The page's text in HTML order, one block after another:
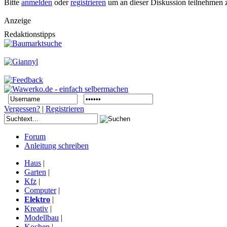
Bitte anmelden oderregistrieren um an dieser Diskussion teilnehmen
Anzeige
Redaktionstipps
Vergessen? | Registrieren
Forum
Anleitung schreiben
Haus |
Garten |
Kfz |
Computer|
Elektro |
Kreativ |
Modellbau |